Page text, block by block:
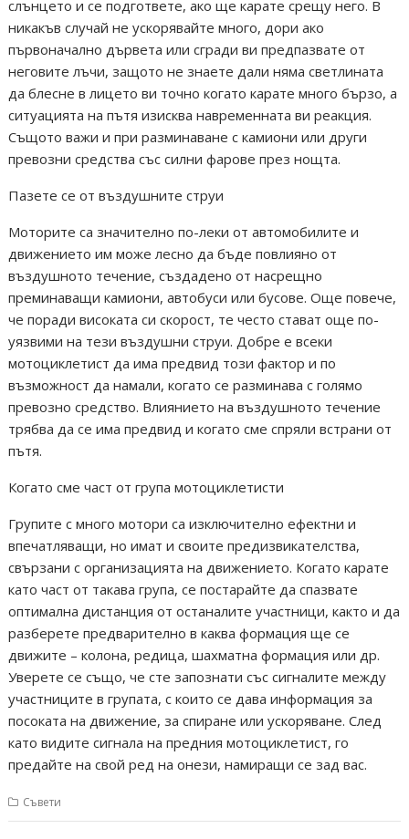
слънцето и се подгответе, ако ще карате срещу него. В
никакъв случай не ускорявайте много, дори ако
първоначално дървета или сгради ви предпазвате от
неговите лъчи, защото не знаете дали няма светлината
да блесне в лицето ви точно когато карате много бързо, а
ситуацията на пътя изисква навременната ви реакция.
Същото важи и при разминаване с камиони или други
превозни средства със силни фарове през нощта.
Пазете се от въздушните струи
Моторите са значително по-леки от автомобилите и
движението им може лесно да бъде повлияно от
въздушното течение, създадено от насрещно
преминаващи камиони, автобуси или бусове. Още повече,
че поради високата си скорост, те често стават още по-
уязвими на тези въздушни струи. Добре е всеки
мотоциклетист да има предвид този фактор и по
възможност да намали, когато се разминава с голямо
превозно средство. Влиянието на въздушното течение
трябва да се има предвид и когато сме спряли встрани от
пътя.
Когато сме част от група мотоциклетисти
Групите с много мотори са изключително ефектни и
впечатляващи, но имат и своите предизвикателства,
свързани с организацията на движението. Когато карате
като част от такава група, се постарайте да спазвате
оптимална дистанция от останалите участници, както и да
разберете предварително в каква формация ще се
движите – колона, редица, шахматна формация или др.
Уверете се също, че сте запознати със сигналите между
участниците в групата, с които се дава информация за
посоката на движение, за спиране или ускоряване. След
като видите сигнала на предния мотоциклетист, го
предайте на свой ред на онези, намиращи се зад вас.
Съвети